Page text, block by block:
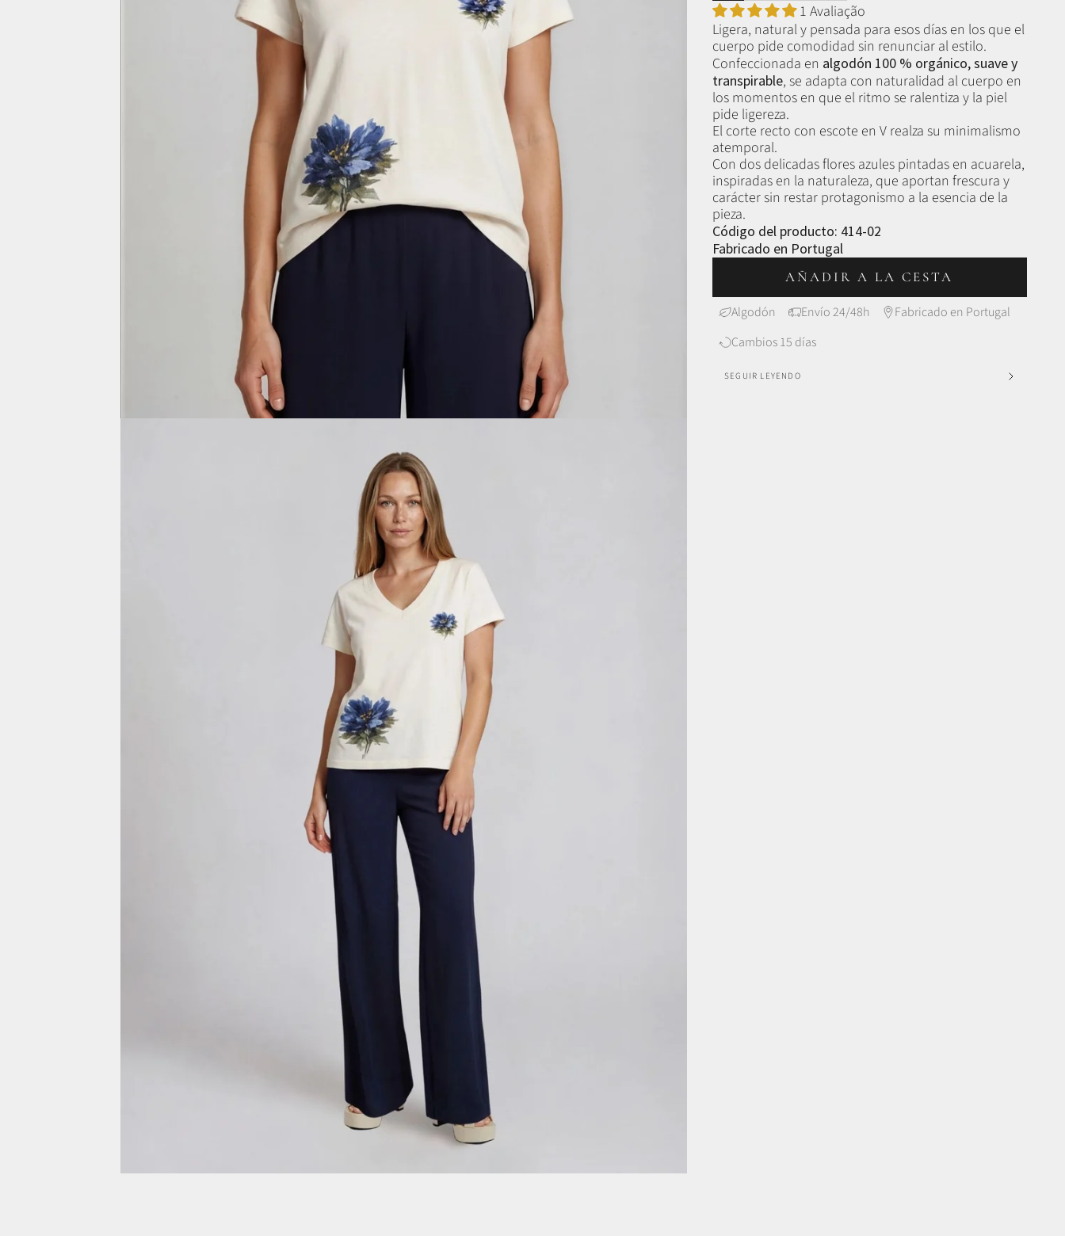
1 Avaliação
Ligera, natural y pensada para esos días en los que el
cuerpo pide comodidad sin renunciar al estilo.
Confeccionada en algodón 100 % orgánico, suave y
transpirable, se adapta con naturalidad al cuerpo en
los momentos en que el ritmo se ralentiza y la piel
pide ligereza.
El corte recto con escote en V realza su minimalismo
atemporal.
Con dos delicadas flores azules pintadas en acuarela,
inspiradas en la naturaleza, que aportan frescura y
carácter sin restar protagonismo a la esencia de la
pieza.
Código del producto: 414-02
Fabricado en Portugal
AÑADIR A LA CESTA
Algodón Envío 24/48h
Fabricado en Portugal
Cambios 15 días
SEGUIR LEYENDO